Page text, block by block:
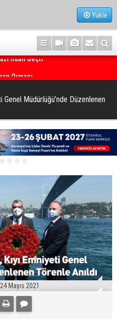
Yükle
Genel Müdürlüğü’nde Düzenlenen
24 Mayıs 2021